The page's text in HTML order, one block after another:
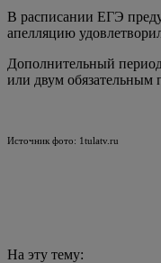
В расписании ЕГЭ
апелляцию
Дополнительный
или двум обязательным
Источник фото: 1tulatv.ru
На эту тему: